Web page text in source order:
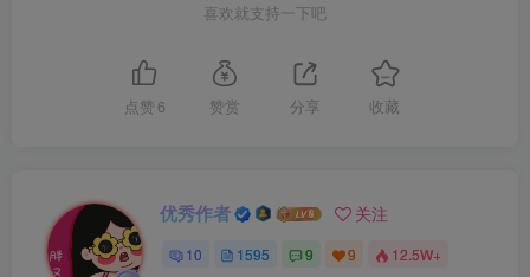
喜欢就支持一下吧
点赞 6 赞赏 分享 收藏
优秀作者 关注
10 1595 9 9 12.5W+